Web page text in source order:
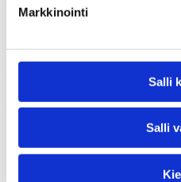
Markkinointi
Salli
Salli
Kansalaismielipide ja kunnat –
22.09.2009